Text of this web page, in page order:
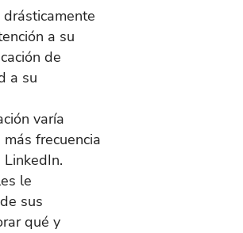
a su
de
a su
varía
frecuencia
le
sus
qué y